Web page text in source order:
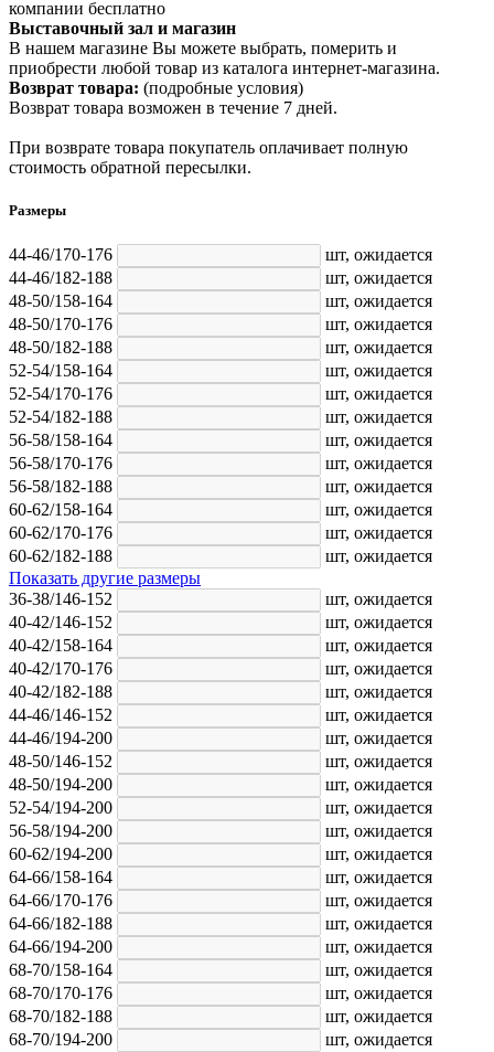
компании бесплатно
Выставочный зал и магазин
В нашем магазине Вы можете выбрать, померить и
приобрести любой товар из каталога интернет-магазина.
Возврат товара: (подробные условия)
Возврат товара возможен в течение 7 дней.
При возврате товара покупатель оплачивает полную
стоимость обратной пересылки.
Размеры
44-46/170-176 шт, ожидается
44-46/182-188
шт, ожидается
48-50/158-164
шт, ожидается
48-50/170-176
шт, ожидается
48-50/182-188
шт, ожидается
52-54/158-164
шт, ожидается
52-54/170-176
шт, ожидается
52-54/182-188
шт, ожидается
56-58/158-164
шт, ожидается
56-58/170-176
шт, ожидается
56-58/182-188
шт, ожидается
60-62/158-164
шт, ожидается
60-62/170-176
шт, ожидается
60-62/182-188
шт, ожидается
Показать другие размеры
36-38/146-152
шт, ожидается
40-42/146-152
шт, ожидается
40-42/158-164
шт, ожидается
40-42/170-176
шт, ожидается
40-42/182-188
шт, ожидается
44-46/146-152
шт, ожидается
44-46/194-200
шт, ожидается
48-50/146-152
шт, ожидается
48-50/194-200
шт, ожидается
52-54/194-200
шт, ожидается
56-58/194-200
шт, ожидается
60-62/194-200
шт, ожидается
64-66/158-164
шт, ожидается
64-66/170-176
шт, ожидается
64-66/182-188
шт, ожидается
64-66/194-200
шт, ожидается
68-70/158-164
шт, ожидается
68-70/170-176
шт, ожидается
68-70/182-188
шт, ожидается
68-70/194-200
шт, ожидается